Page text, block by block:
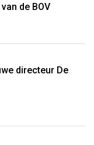
de BOV
directeur De